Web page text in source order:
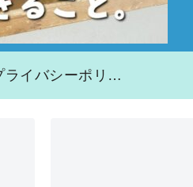
プライバシーポリシー